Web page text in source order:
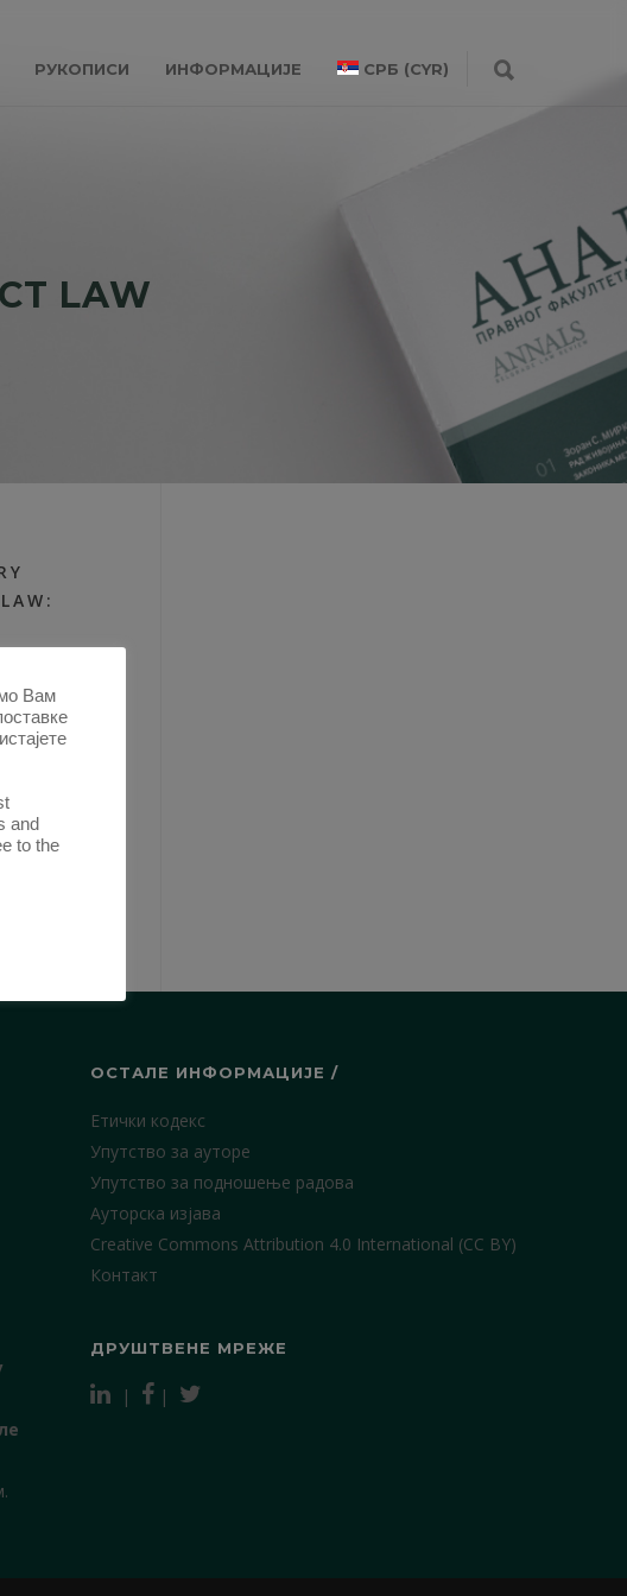
РУКОПИСИ ИНФОРМАЦИЈЕ СРБ (CYR)
LAW
ОСТАЛЕ ИНФОРМАЦИЈЕ /
Етички кодекс
Упутство за ауторе
Упутство за подношење радова
Ауторска изјава
Creative Commons Attribution 4.0 International (CC BY)
Контакт
ДРУШТВЕНЕ МРЕЖЕ
| |
Вам
and
to the